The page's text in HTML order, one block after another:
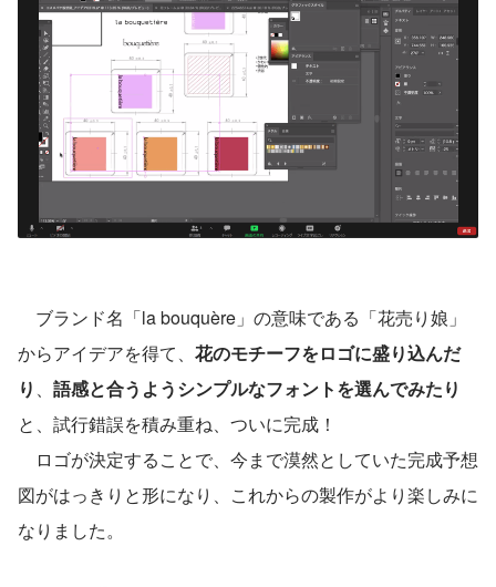
ブランド名「la bouquère」の意味である「花売り娘」
からアイデアを得て、 花のモチーフをロゴに盛り込んだ
り 、 語感と合うようシンプルなフォントを選んでみたり
と、試行錯誤を積み重ね、ついに完成！
ロゴが決定することで、今まで漠然としていた完成予想
図がはっきりと形になり、これからの製作がより楽しみに
なりました。